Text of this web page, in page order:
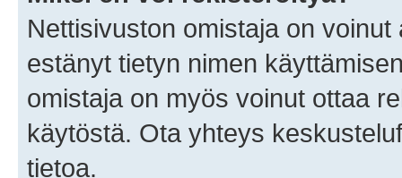
Nettisivuston omistaja on
estänyt tietyn nimen
omistaja on myös voinut ottaa
käytöstä. Ota yhteys
tietoa.